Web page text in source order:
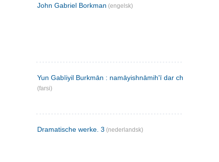
John Gabriel Borkman (engelsk)
Yun Gabīiyil Burkmān : namāyishnāmihʹī dar chahār pardih
(farsi)
Dramatische werke. 3 (nederlandsk)